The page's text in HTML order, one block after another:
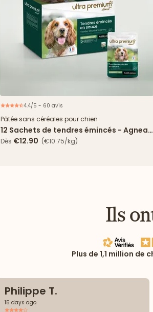
4.4/5 - 60 avis
Pâtée sans céréales pour chien
12 Sachets de tendres émincés - Agneau
& haricots verts
Dès €12.90 (€10.75/kg)
Ils
Plus de 1,1 million de
Philippe T.
15 days ago